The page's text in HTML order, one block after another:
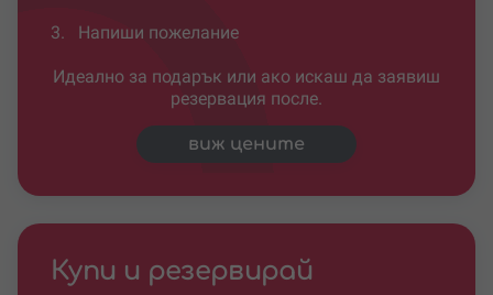
3. Напиши пожелание
Идеално за подарък или ако искаш да заявиш
резервация после.
виж цените
Купи и резервирай